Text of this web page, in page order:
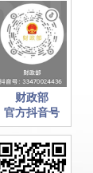
财政部
官方抖音号